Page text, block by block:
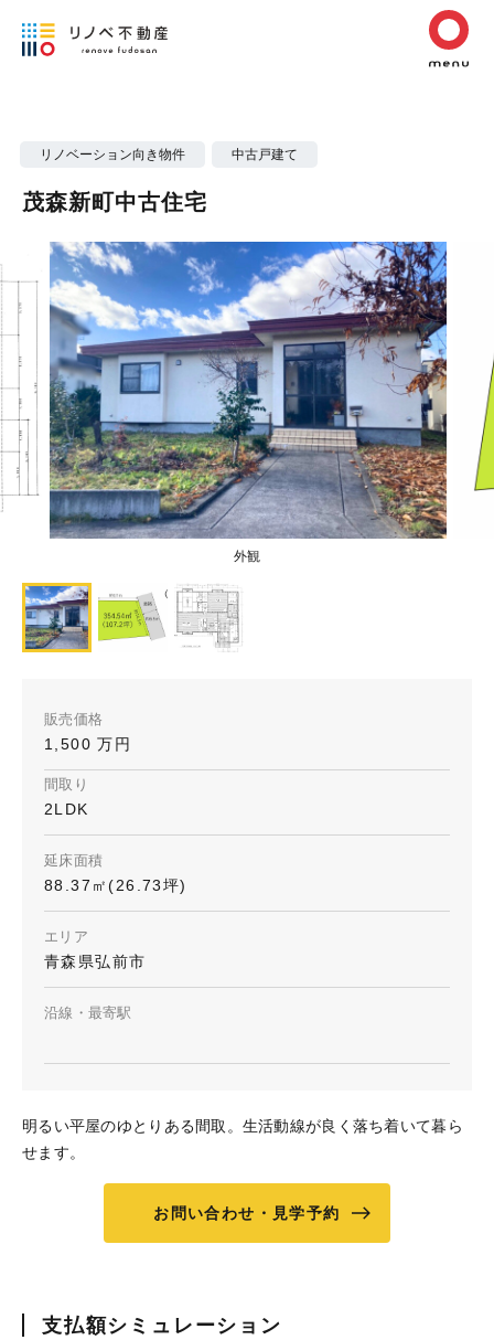
リノベーション向き物件 中古戸建て
茂森新町中古住宅
外観
販売価格
1,500 万円
間取り
2LDK
延床面積
88.37㎡(26.73坪)
エリア
青森県弘前市
沿線・最寄駅
明るい平屋のゆとりある間取。生活動線が良く落ち着いて暮ら
せます。
お問い合わせ・見学予約
支払額シミュレーション